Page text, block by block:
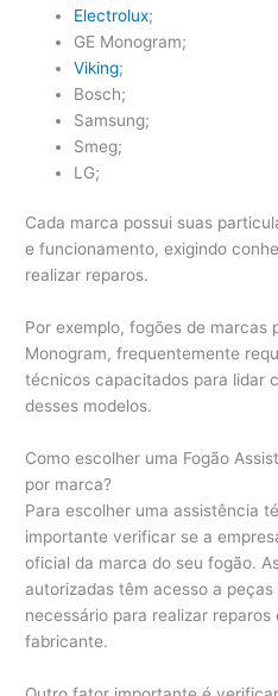
Electrolux;
GE Monogram;
Viking;
Bosch;
Samsung;
Smeg;
LG;
Cada marca possui suas
e funcionamento, exigindo
realizar reparos.
Por exemplo, fogões de marcas
Monogram, frequentemente
técnicos capacitados para lidar
desses modelos.
Como escolher uma Fogão
por marca?
Para escolher uma assistência
importante verificar se a
oficial da marca do seu fogão.
autorizadas têm acesso a
necessário para realizar
fabricante.